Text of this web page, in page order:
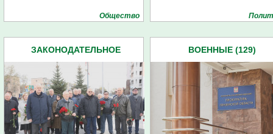
Общество
ЗАКОНОДАТЕЛЬНОЕ
ВОЕННЫЕ (129)